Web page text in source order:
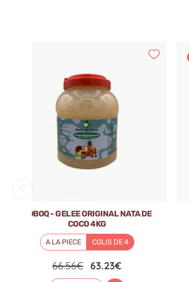
BOBOQ - GELEE ORIGINAL NATA DE
COCO 4KG
A LA PIECE COLIS DE 4
66.56€ 63.23€